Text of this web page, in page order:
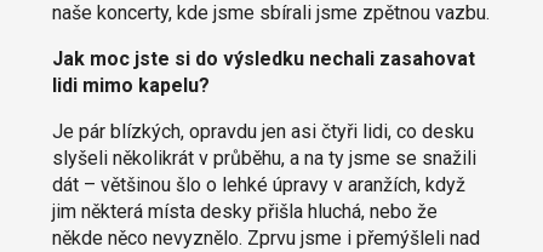
naše koncerty, kde jsme sbírali jsme zpětnou vazbu.
Jak moc jste si do výsledku nechali zasahovat
lidi mimo kapelu?
Je pár blízkých, opravdu jen asi čtyři lidi, co desku
slyšeli několikrát v průběhu, a na ty jsme se snažili
dát – většinou šlo o lehké úpravy v aranžích, když
jim některá místa desky přišla hluchá, nebo že
někde něco nevyznělo. Zprvu jsme i přemýšleli nad